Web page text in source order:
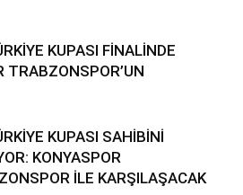
KUPASI FİNALİNDE
TRABZONSPOR’UN
KUPASI SAHİBİNİ
KONYASPOR
İLE KARŞILAŞACAK